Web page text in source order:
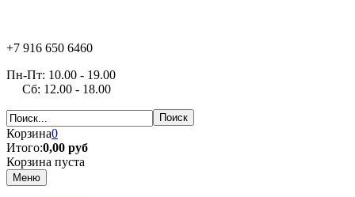
+7 916 650 6460
Пн-Пт: 10.00 - 19.00
Сб: 12.00 - 18.00
Корзина0
Итого:0,00 руб
Корзина пуста
Меню